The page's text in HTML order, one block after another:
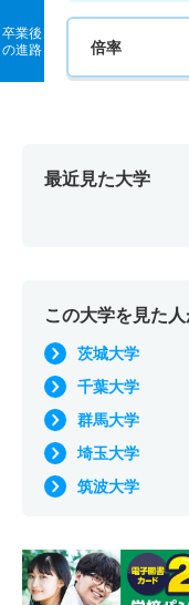
卒業後
の進路
倍率
最近見た大学
この大学を見た
茨城大学
千葉大学
群馬大学
埼玉大学
筑波大学